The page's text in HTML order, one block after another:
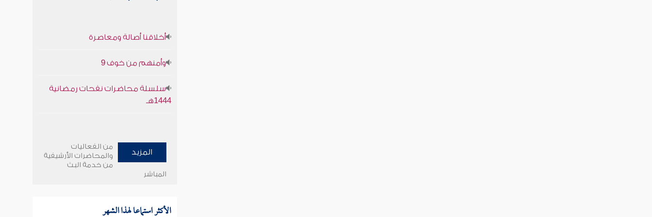
أخلاقنا أصالة ومعاصرة
وأمنهم من خوف 9
سلسلة محاضرات نفحات رمضانية
1444هـ
المزيد
من الفعاليات
والمحاضرات الأرشيفية
من خدمة البث
المباشر
الأكثر استماعا لهذا الشهر